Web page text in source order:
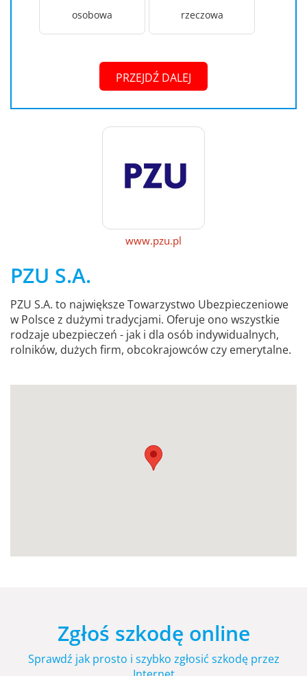
osobowa rzeczowa
PRZEJDŹ DALEJ
www.pzu.pl
PZU S.A.
PZU S.A. to największe Towarzystwo Ubezpieczeniowe
w Polsce z dużymi tradycjami. Oferuje ono wszystkie
rodzaje ubezpieczeń - jak i dla osób indywidualnych,
rolników, dużych firm, obcokrajowców czy emerytalne.
Zgłoś szkodę online
Sprawdź jak prosto i szybko zgłosić szkodę przez